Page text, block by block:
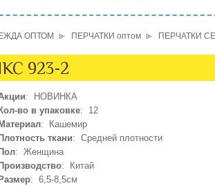
ОПТОМ ПЕРЧАТКИ оптом ПЕРЧАТКИ
923-2
: НОВИНКА
Кол-во в упаковке: 12
Материал: Кашемир
Плотность ткани: Средней плотности
Пол: Женщина
Производство: Китай
Размер: 6,5-8,5см